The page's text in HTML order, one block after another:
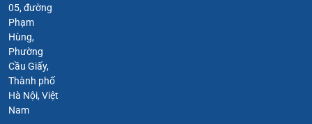
05, đường
Phạm
Hùng,
Phường
Cầu Giấy,
Thành phố
Hà Nội, Việt
Nam